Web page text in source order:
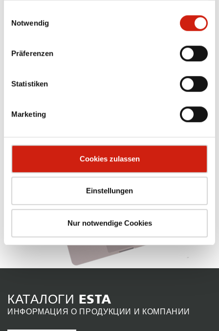
alle Cookies auswählen.
Notwendig
Präferenzen
Statistiken
Marketing
Cookies zulassen
Einstellungen
Nur notwendige Cookies
ЗУР АНМЕЛЬДУНГ
КАТАЛОГИ ESTA
ИНФОРМАЦИЯ О ПРОДУКЦИИ И КОМПАНИИ